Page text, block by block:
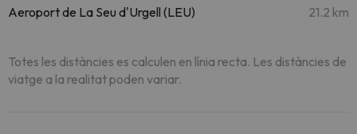
Aeroport de La Seu d'Urgell (LEU) 21.2 km
Totes les distàncies es calculen en línia recta. Les distàncies de
viatge a la realitat poden variar.